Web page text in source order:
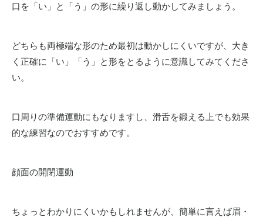
口を「い」と「う」の形に繰り返し動かしてみましょう。
どちらも両極端な形のため最初は動かしにくいですが、大き
く正確に「い」「う」と形をとるように意識してみてくださ
い。
口周りの準備運動にもなりますし、滑舌を鍛える上でも効果
的な練習なのでおすすめです。
顔面の開閉運動
ちょっとわかりにくいかもしれませんが、簡単に言えば眉・